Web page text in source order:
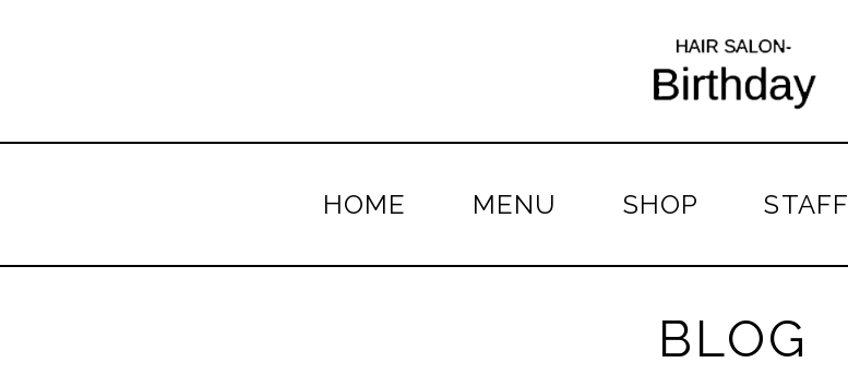
HOME MENU SHOP STAFF
BLOG